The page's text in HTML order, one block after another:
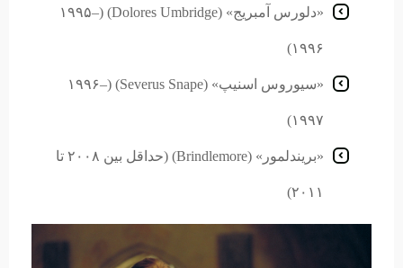
«دلورس آمبریج» (Dolores Umbridge) (۱۹۹۵–
۱۹۹۶)
«سیوروس اسنیپ» (Severus Snape) (۱۹۹۶–
۱۹۹۷)
«بریندلمور» (Brindlemore) (حداقل بین ۲۰۰۸ تا
۲۰۱۱)